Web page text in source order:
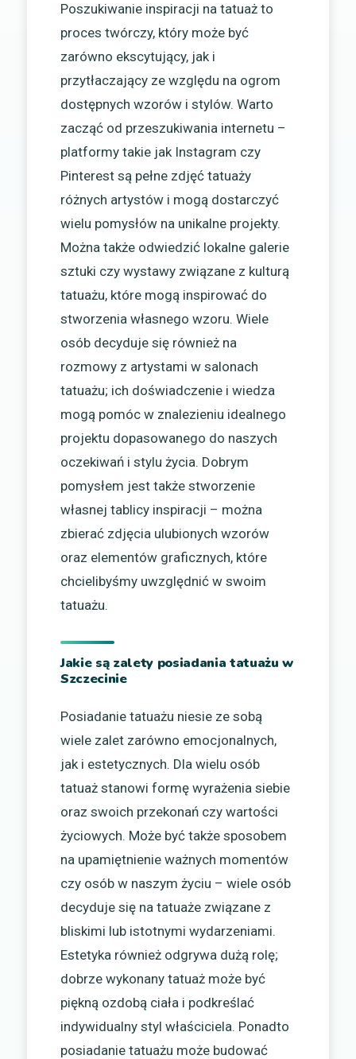
Poszukiwanie inspiracji na tatuaż to
proces twórczy, który może być
zarówno ekscytujący, jak i
przytłaczający ze względu na ogrom
dostępnych wzorów i stylów. Warto
zacząć od przeszukiwania internetu –
platformy takie jak Instagram czy
Pinterest są pełne zdjęć tatuaży
różnych artystów i mogą dostarczyć
wielu pomysłów na unikalne projekty.
Można także odwiedzić lokalne galerie
sztuki czy wystawy związane z kulturą
tatuażu, które mogą inspirować do
stworzenia własnego wzoru. Wiele
osób decyduje się również na
rozmowy z artystami w salonach
tatuażu; ich doświadczenie i wiedza
mogą pomóc w znalezieniu idealnego
projektu dopasowanego do naszych
oczekiwań i stylu życia. Dobrym
pomysłem jest także stworzenie
własnej tablicy inspiracji – można
zbierać zdjęcia ulubionych wzorów
oraz elementów graficznych, które
chcielibyśmy uwzględnić w swoim
tatuażu.
Jakie są zalety posiadania tatuażu w
Szczecinie
Posiadanie tatuażu niesie ze sobą
wiele zalet zarówno emocjonalnych,
jak i estetycznych. Dla wielu osób
tatuaż stanowi formę wyrażenia siebie
oraz swoich przekonań czy wartości
życiowych. Może być także sposobem
na upamiętnienie ważnych momentów
czy osób w naszym życiu – wiele osób
decyduje się na tatuaże związane z
bliskimi lub istotnymi wydarzeniami.
Estetyka również odgrywa dużą rolę;
dobrze wykonany tatuaż może być
piękną ozdobą ciała i podkreślać
indywidualny styl właściciela. Ponadto
posiadanie tatuażu może budować